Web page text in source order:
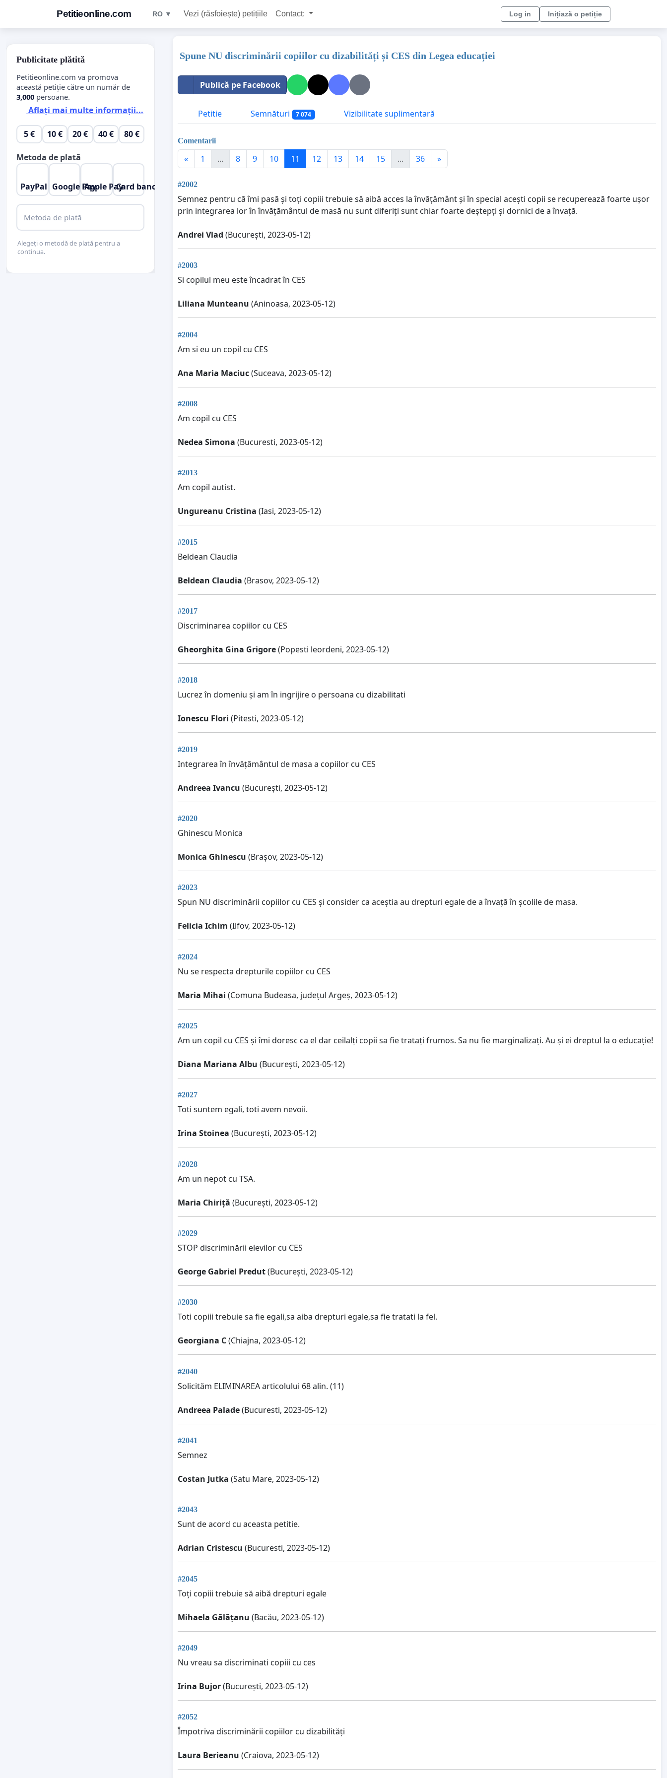
Petitieonline.com RO ▼ Vezi (răsfoiește) petițiile Contact: Log in Inițiază o petiție
Spune NU discriminării copiilor cu dizabilități și CES din Legea educației
Publică pe Facebook
Petitie Semnături 7 074 Vizibilitate suplimentară
Comentarii
« 1 ... 8 9 10 11 12 13 14 15 ... 36 »
#2002
Semnez pentru că îmi pasă și toți copiii trebuie să aibă acces la învățământ și în special acești copii se recuperează foarte ușor
prin integrarea lor în învățământul de masă nu sunt diferiți sunt chiar foarte deștepți și dornici de a învață.
Andrei Vlad (București, 2023-05-12)
#2003
Si copilul meu este încadrat în CES
Liliana Munteanu (Aninoasa, 2023-05-12)
#2004
Am si eu un copil cu CES
Ana Maria Maciuc(Suceava, 2023-05-12)
#2008
Am copil cu CES
Nedea Simona (Bucuresti, 2023-05-12)
#2013
Am copil autist.
Ungureanu Cristina (Iasi, 2023-05-12)
#2015
Beldean Claudia
Beldean Claudia (Brasov, 2023-05-12)
#2017
Discriminarea copiilor cu CES
Gheorghita Gina Grigore(Popesti leordeni, 2023-05-12)
#2018
Lucrez în domeniu și am în ingrijire o persoana cu dizabilitati
Ionescu Flori (Pitesti, 2023-05-12)
#2019
Integrarea în învățământul de masa a copiilor cu CES
Andreea Ivancu (București, 2023-05-12)
#2020
Ghinescu Monica
Monica Ghinescu (Brașov, 2023-05-12)
#2023
Spun NU discriminării copiilor cu CES și consider ca aceștia au drepturi egale de a învață în școlile de masa.
Felicia Ichim (Ilfov, 2023-05-12)
#2024
Nu se respecta drepturile copiilor cu CES
Maria Mihai (Comuna Budeasa, județul Argeș, 2023-05-12)
#2025
Am un copil cu CES și îmi doresc ca el dar ceilalți copii sa fie tratați frumos. Sa nu fie marginalizați. Au și ei dreptul la o educație!
Diana Mariana Albu (București, 2023-05-12)
#2027
Toti suntem egali, toti avem nevoii.
Irina Stoinea (București, 2023-05-12)
#2028
Am un nepot cu TSA.
Maria Chiriță (București, 2023-05-12)
#2029
STOP discriminării elevilor cu CES
George Gabriel Predut(București, 2023-05-12)
#2030
Toti copiii trebuie sa fie egali,sa aiba drepturi egale,sa fie tratati la fel.
Georgiana C(Chiajna, 2023-05-12)
#2040
Solicităm ELIMINAREA articolului 68 alin. (11)
Andreea Palade(Bucuresti, 2023-05-12)
#2041
Semnez
Costan Jutka (Satu Mare, 2023-05-12)
#2043
Sunt de acord cu aceasta petitie.
Adrian Cristescu (Bucuresti, 2023-05-12)
#2045
Toți copiii trebuie să aibă drepturi egale
Mihaela Gălățanu (Bacău, 2023-05-12)
#2049
Nu vreau sa discriminati copiii cu ces
Irina Bujor(București, 2023-05-12)
#2052
Împotriva discriminării copiilor cu dizabilități
Laura Berieanu (Craiova, 2023-05-12)
Publicitate plătită
Petitieonline.com va promova
această petiție către un număr de
3,000 persoane.
Aflați mai multe informații...
5 € 10 € 20 € 40 € 80 €
Metoda de plată
PayPal Google PayApple PayCard bancar
Metoda de plată
Alegeți o metodă de plată pentru a
continua.